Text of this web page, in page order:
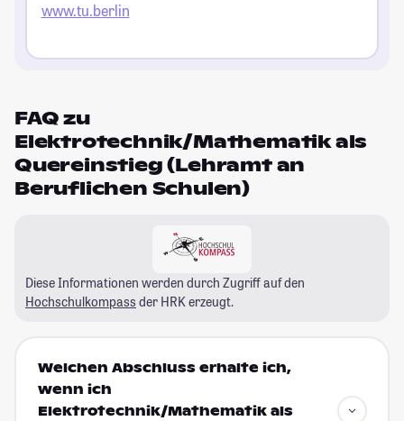
www.tu.berlin
FAQ zu
Elektrotechnik/Mathematik als
Quereinstieg (Lehramt an
Beruflichen Schulen)
Diese Informationen werden durch Zugriff auf den
Hochschulkompass der HRK erzeugt.
Welchen Abschluss erhalte ich,
wenn ich
Elektrotechnik/Mathematik als